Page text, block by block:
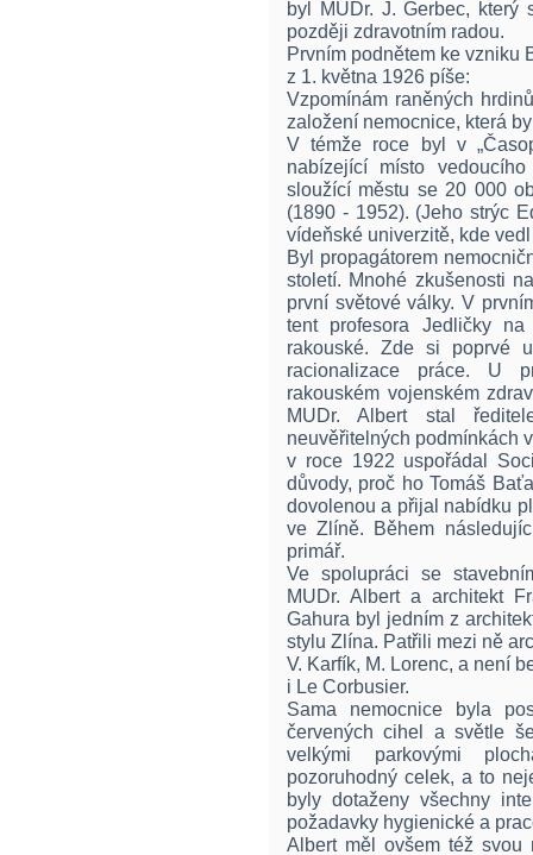
byl MUDr. J. Gerbec, který
později zdravotním radou.
Prvním podnětem ke vzniku
z 1. května 1926 píše:
Vzpomínám raněných
založení nemocnice, která
V témže roce byl v
nabízející místo
sloužící městu se 20 000
(1890 - 1952). (Jeho strýc
vídeňské univerzitě, kde
Byl propagátorem
století. Mnohé zkušenosti
první světové války. V
tent profesora Jedličky
rakouské. Zde si poprvé
racionalizace práce. U
rakouském vojenském
MUDr. Albert stal
neuvěřitelných podmínkách
v roce 1922 uspořádal
důvody, proč ho Tomáš
dovolenou a přijal nabídku
ve Zlíně. Během
primář.
Ve spolupráci se
MUDr. Albert a architekt
Gahura byl jedním z
stylu Zlína. Patřili mezi ně
V. Karfík, M. Lorenc, a není
i Le Corbusier.
Sama nemocnice byla
červených cihel a světle
velkými parkovými
pozoruhodný celek, a to
byly dotaženy všechny
požadavky hygienické a
Albert měl ovšem též svou